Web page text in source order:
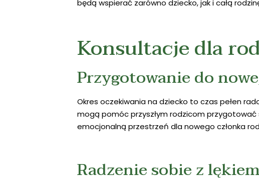
będą wspierać zarówno dziecko, jak i całą
Konsultacje dla
Przygotowanie do
Okres oczekiwania na dziecko to czas pełen
mogą pomóc przyszłym rodzicom
emocjonalną przestrzeń dla nowego członka
Radzenie sobie z